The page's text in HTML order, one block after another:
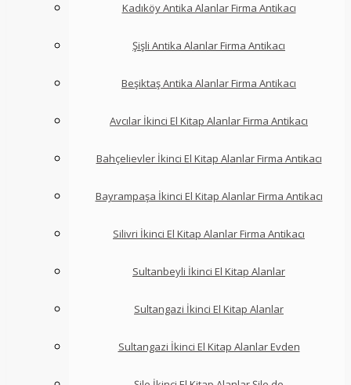
Kadıköy Antika Alanlar Firma Antikacı
Şişli Antika Alanlar Firma Antikacı
Beşiktaş Antika Alanlar Firma Antikacı
Avcılar İkinci El Kitap Alanlar Firma Antikacı
Bahçelievler İkinci El Kitap Alanlar Firma Antikacı
Bayrampaşa İkinci El Kitap Alanlar Firma Antikacı
Silivri İkinci El Kitap Alanlar Firma Antikacı
Sultanbeyli İkinci El Kitap Alanlar
Sultangazi İkinci El Kitap Alanlar
Sultangazi İkinci El Kitap Alanlar Evden